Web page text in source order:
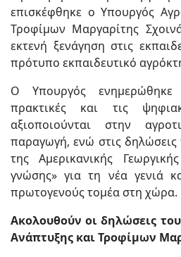
επισκέφθηκε ο Υπουργός
Τροφίμων Μαργαρίτης
εκτενή ξενάγηση στις
πρότυπο εκπαιδευτικό
Ο Υπουργός ενημερώθηκε
πρακτικές και τις
αξιοποιούνται στην
παραγωγή, ενώ στις δηλώσεις
της Αμερικανικής
γνώσης» για τη νέα γενιά
πρωτογενούς τομέα στη χώρα.
Ακολουθούν οι δηλώσεις
Ανάπτυξης και Τροφίμων